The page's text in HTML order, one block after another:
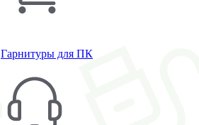
Гарнитуры для ПК